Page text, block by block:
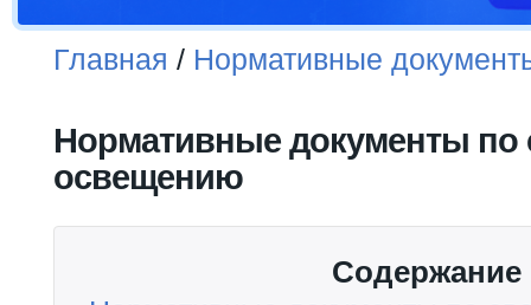
Главная / Нормативные
Нормативные документы по
освещению
Содержание